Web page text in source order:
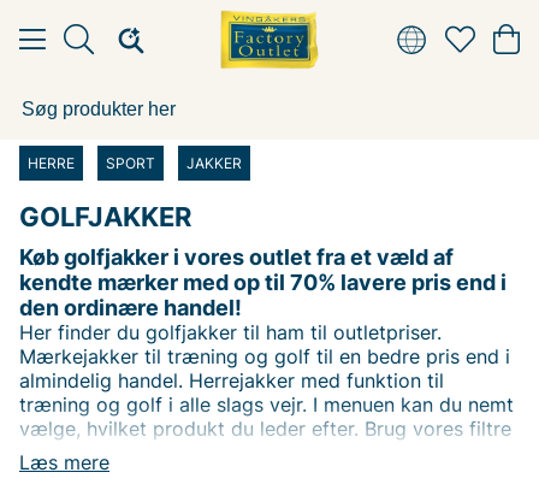
HERRE SPORT JAKKER
GOLFJAKKER
Læs mere
Køb golfjakker i vores outlet fra et væld af
kendte mærker med op til 70% lavere pris end i
den ordinære handel!
Her finder du golfjakker til ham til outletpriser.
Mærkejakker til træning og golf til en bedre pris end i
almindelig handel. Herrejakker med funktion til
træning og golf i alle slags vejr. I menuen kan du nemt
vælge, hvilket produkt du leder efter. Brug vores filtre
til at filtrere efter dit yndlingsmærke, eller træk i
skyderen for at finde den bedste pris. Køb